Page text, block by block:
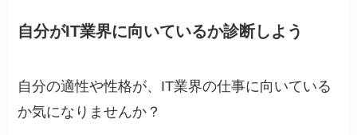
自分がIT業界に向いているか診断しよう
自分の適性や性格が、IT業界の仕事に向いている
か気になりませんか？